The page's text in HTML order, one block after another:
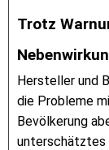
Trotz
Hersteller und
die Probleme
Bevölkerung
unterschätztes